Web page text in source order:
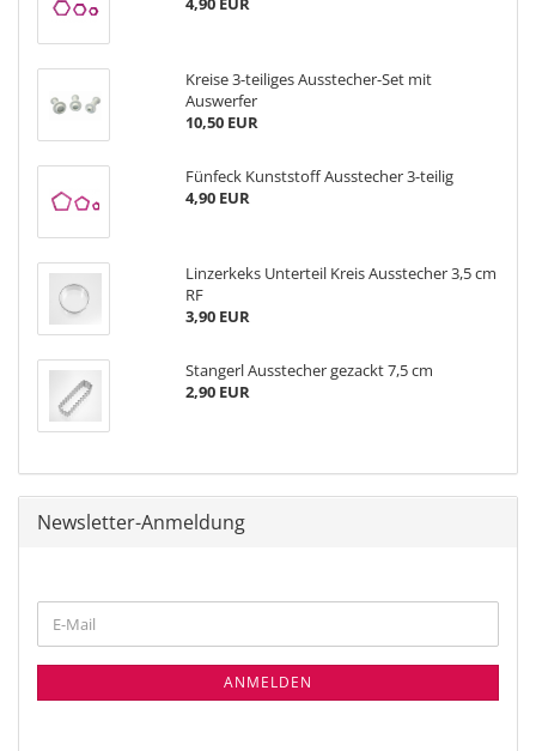
Kreise 3-teiliges Ausstecher-Set mit
Auswerfer
10,50 EUR
Fünfeck Kunststoff Ausstecher 3-teilig
4,90 EUR
Linzerkeks Unterteil Kreis Ausstecher 3,5 cm
RF
3,90 EUR
Stangerl Ausstecher gezackt 7,5 cm
2,90 EUR
Newsletter-Anmeldung
ZUR
NEWSLETTER-
E-
Mail
ANMELDEN